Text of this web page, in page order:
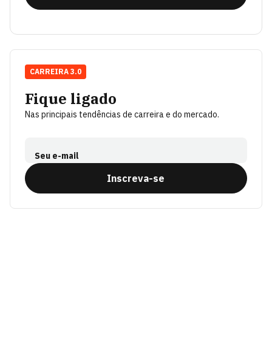
Fique ligado
Nas principais tendências de carreira e do mercado.
Seu e-mail
Inscreva-se
CARREIRA 3.0